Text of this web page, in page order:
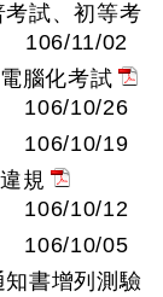
試、初等考
106/11/02
腦化考試
106/10/26
106/10/19
規
106/10/12
106/10/05
書增列測驗